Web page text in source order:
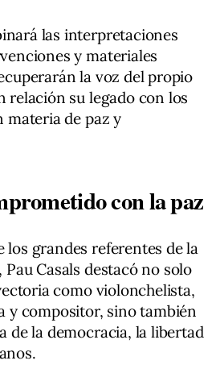
las interpretaciones
y materiales
la voz del propio
relación su legado con los
materia de paz y
con la paz
los grandes referentes de la
Casals destacó no solo
como violonchelista,
y compositor, sino también
de la democracia, la libertad